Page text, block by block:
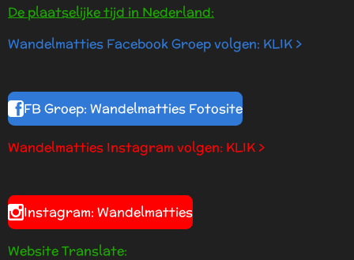
De plaatselijke tijd in Nederland:
Wandelmatties Facebook Groep volgen: KLIK >
FB Groep: Wandelmatties Fotosite
Wandelmatties Instagram volgen: KLIK >
Instagram: Wandelmatties
Website Translate: